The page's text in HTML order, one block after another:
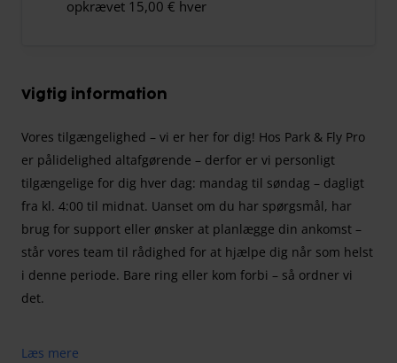
opkrævet 15,00 € hver
Vigtig information
Vores tilgængelighed – vi er her for dig! Hos Park & ​​​​Fly Pro
er pålidelighed altafgørende – derfor er vi personligt
tilgængelige for dig hver dag: mandag til søndag – dagligt
fra kl. 4:00 til midnat. Uanset om du har spørgsmål, har
brug for support eller ønsker at planlægge din ankomst –
står vores team til rådighed for at hjælpe dig når som helst
i denne periode. Bare ring eller kom forbi – så ordner vi
det.
Læs mere